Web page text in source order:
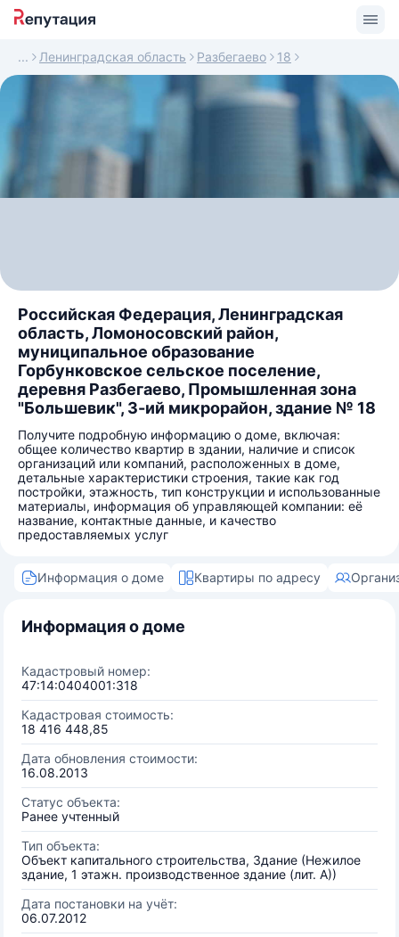
Ленинградская область Разбегаево 18
Российская Федерация, Ленинградская
область, Ломоносовский район,
муниципальное образование
Горбунковское сельское поселение,
деревня Разбегаево, Промышленная зона
"Большевик", 3-ий микрорайон, здание № 18
Получите подробную информацию о доме, включая:
общее количество квартир в здании, наличие и список
организаций или компаний, расположенных в доме,
детальные характеристики строения, такие как год
постройки, этажность, тип конструкции и использованные
материалы, информация об управляющей компании: её
название, контактные данные, и качество
предоставляемых услуг
Информация о доме Квартиры по адресу
Информация о доме
Кадастровый номер:
47:14:0404001:318
Кадастровая стоимость:
18 416 448,85
Дата обновления стоимости:
16.08.2013
Статус объекта:
Ранее учтенный
Тип объекта:
Объект капитального строительства, Здание (Нежилое
здание, 1 этажн. производственное здание (лит. А))
Дата постановки на учёт:
06.07.2012